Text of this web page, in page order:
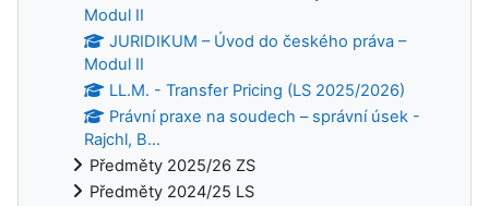
Modul II
JURIDIKUM – Úvod do českého práva –
Modul II
LL.M. - Transfer Pricing (LS 2025/2026)
Právní praxe na soudech – správní úsek -
Rajchl, B...
Předměty 2025/26 ZS
Předměty 2024/25 LS